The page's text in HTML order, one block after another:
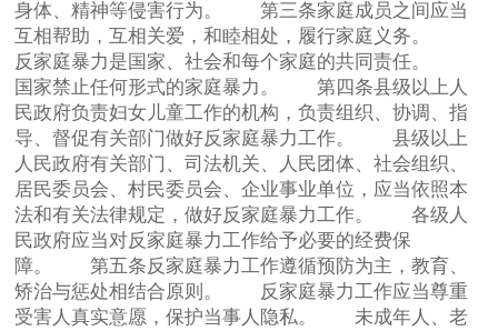
身体、精神等侵害行为。 第三条家庭成员之间应当
互相帮助，互相关爱，和睦相处，履行家庭义务。
反家庭暴力是国家、社会和每个家庭的共同责任。
国家禁止任何形式的家庭暴力。 第四条县级以上人
民政府负责妇女儿童工作的机构，负责组织、协调、指
导、督促有关部门做好反家庭暴力工作。 县级以上
人民政府有关部门、司法机关、人民团体、社会组织、
居民委员会、村民委员会、企业事业单位，应当依照本
法和有关法律规定，做好反家庭暴力工作。 各级人
民政府应当对反家庭暴力工作给予必要的经费保
障。 第五条反家庭暴力工作遵循预防为主，教育、
矫治与惩处相结合原则。 反家庭暴力工作应当尊重
受害人真实意愿，保护当事人隐私。 未成年人、老